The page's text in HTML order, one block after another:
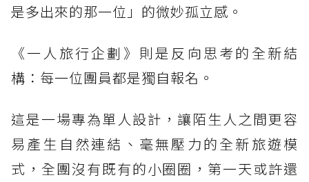
是多出來的那一位」的微妙孤立感。
《一人旅行企劃》則是反向思考的全新結
構：每一位團員都是獨自報名。
這是一場專為單人設計，讓陌生人之間更容
易產生自然連結、毫無壓力的全新旅遊模
式，全團沒有既有的小圈圈，第一天或許還